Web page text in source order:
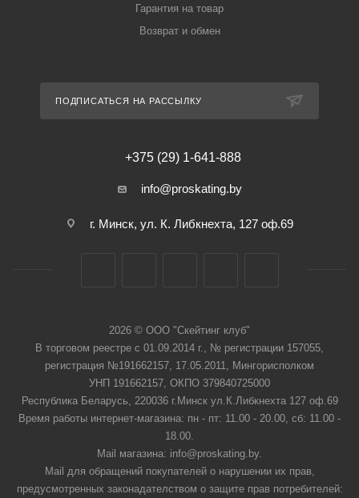
Гарантия на товар
Возврат и обмен
ПОДПИСАТЬСЯ НА РАССЫЛКУ
+375 (29) 1-641-888
info@proskating.by
г. Минск, ул. К. Либкнехта, 127 оф.69
2026 © ООО "Скейтинг клуб"
В торговом реестре с 01.09.2014 г., № регистрации 157055,
регистрация №191662157, 17.05.2011, Мингорисполком
УНП 191662157, ОКПО 379840725000
Республика Беларусь, 220036 г.Минск ул.К.Либкнехта 127 оф.69
Время работы интернет-магазина: пн - пт: 11.00 - 20.00, сб: 11.00 -
18.00.
Mail магазина: info@proskating.by.
Mail для обращений покупателей о нарушении их прав,
предусмотренных законадателством о защите прав потребителей: